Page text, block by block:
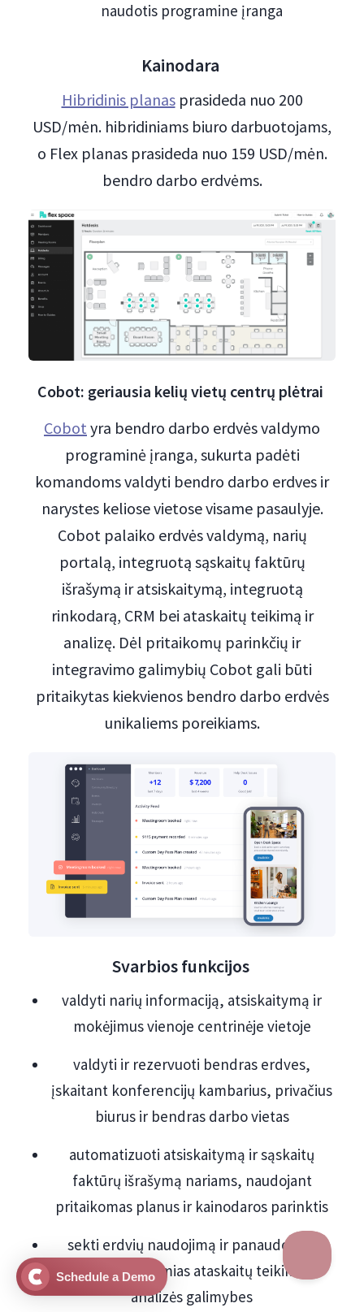
naudotis programine įranga
Kainodara
Hibridinis planasprasideda nuo 200
USD/mėn. hibridiniams biuro darbuotojams,
o Flex planas prasideda nuo 159 USD/mėn.
bendro darbo erdvėms.
Cobot: geriausia kelių vietų centrų plėtrai
Cobotyra bendro darbo erdvės valdymo
programinė įranga, sukurta padėti
komandoms valdyti bendro darbo erdves ir
narystes keliose vietose visame pasaulyje.
Cobot palaiko erdvės valdymą, narių
portalą, integruotą sąskaitų faktūrų
išrašymą ir atsiskaitymą, integruotą
rinkodarą, CRM bei ataskaitų teikimą ir
analizę. Dėl pritaikomų parinkčių ir
integravimo galimybių Cobot gali būti
pritaikytas kiekvienos bendro darbo erdvės
unikaliems poreikiams.
Svarbios funkcijos
valdyti narių informaciją, atsiskaitymą ir
mokėjimus vienoje centrinėje vietoje
valdyti ir rezervuoti bendras erdves,
įskaitant konferencijų kambarius, privačius
biurus ir bendras darbo vietas
automatizuoti atsiskaitymą ir sąskaitų
faktūrų išrašymą nariams, naudojant
pritaikomas planus ir kainodaros parinktis
sekti erdvių naudojimą ir panaudojimą
naudojant išsamias ataskaitų teikimo ir
analizės galimybes
Schedule a Demo